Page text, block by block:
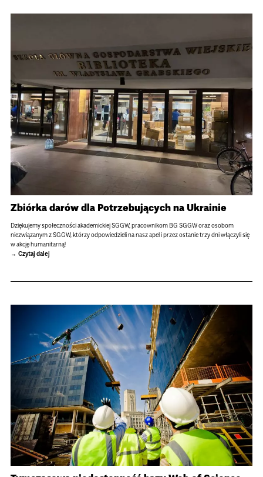
Zbiórka darów dla Potrzebujących na Ukrainie
Dziękujemy społeczności akademickiej SGGW, pracownikom BG SGGW oraz osobom
niezwiązanym z SGGW, którzy odpowiedzieli na nasz apel i przez ostanie trzy dni włączyli się
w akcję humanitarną!
Czytaj dalej